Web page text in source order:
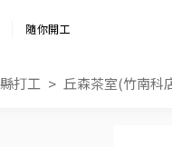
隨你開工
打工 丘森茶室(竹南科